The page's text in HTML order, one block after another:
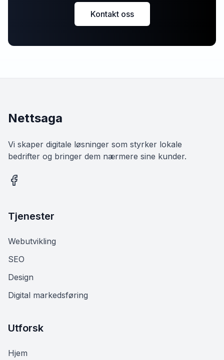
Kontakt oss
Nettsaga
Vi skaper digitale løsninger som styrker lokale
bedrifter og bringer dem nærmere sine kunder.
Tjenester
Webutvikling
SEO
Design
Digital markedsføring
Utforsk
Hjem